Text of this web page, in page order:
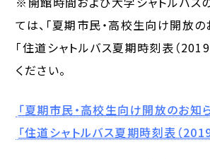
ては、「夏期市民・高校生向け開放の
「住道シャトルバス夏期時刻表（
ください。
「夏期市民・高校生向け開放のお知
「住道シャトルバス夏期時刻表（